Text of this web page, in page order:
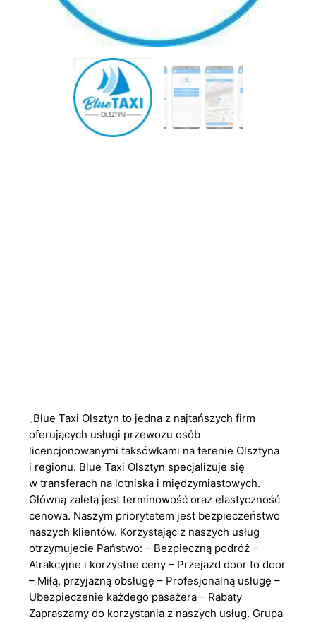
„Blue Taxi Olsztyn to jedna z najtańszych firm
oferujących usługi przewozu osób
licencjonowanymi taksówkami na terenie Olsztyna
i regionu. Blue Taxi Olsztyn specjalizuje się
w transferach na lotniska i międzymiastowych.
Główną zaletą jest terminowość oraz elastyczność
cenowa. Naszym priorytetem jest bezpieczeństwo
naszych klientów. Korzystając z naszych usług
otrzymujecie Państwo: – Bezpieczną podróż –
Atrakcyjne i korzystne ceny – Przejazd door to door
– Miłą, przyjazną obsługę – Profesjonalną usługę –
Ubezpieczenie każdego pasażera – Rabaty
Zapraszamy do korzystania z naszych usług. Grupa